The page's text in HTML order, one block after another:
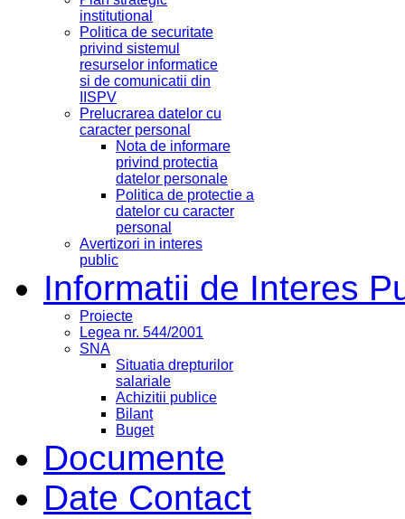
institutional
Politica de securitate
privind sistemul
resurselor informatice
si de comunicatii din
IISPV
Prelucrarea datelor cu
caracter personal
Nota de informare
privind protectia
datelor personale
Politica de protectie a
datelor cu caracter
personal
Avertizori in interes
public
Informatii de Interes
Proiecte
Legea nr. 544/2001
SNA
Situatia drepturilor
salariale
Achizitii publice
Bilant
Buget
Documente
Date Contact